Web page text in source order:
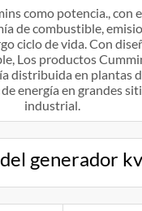
como potencia., con
de combustible,
ciclo de vida. Con
Los productos
distribuida en plantas
energía en grandes
industrial.
generador